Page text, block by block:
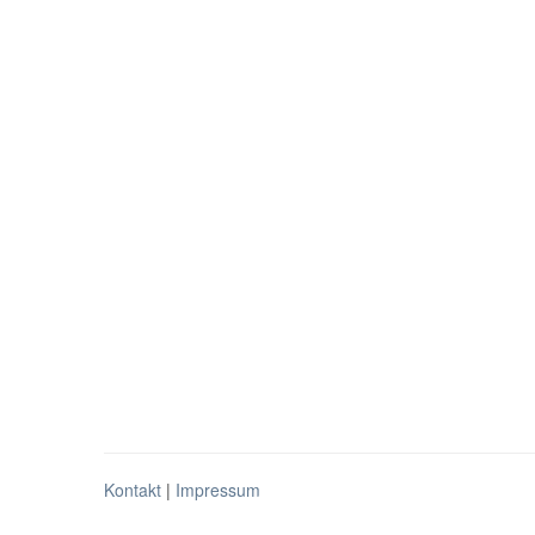
Kontakt | Impressum